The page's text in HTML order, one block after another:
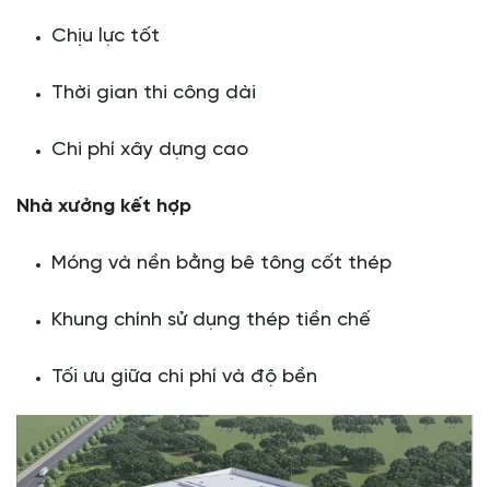
Chịu lực tốt
Thời gian thi công dài
Chi phí xây dựng cao
Nhà xưởng kết hợp
Móng và nền bằng bê tông cốt thép
Khung chính sử dụng thép tiền chế
Tối ưu giữa chi phí và độ bền